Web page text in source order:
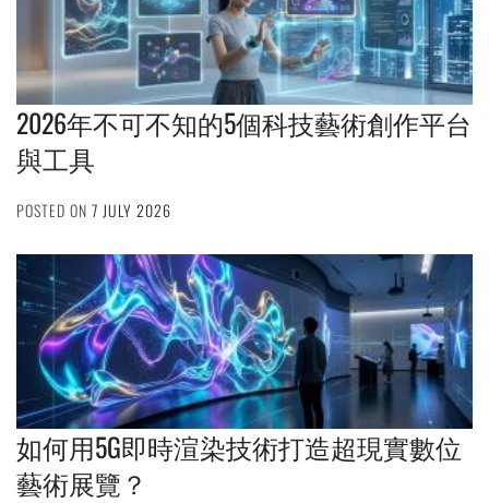
2026年不可不知的5個科技藝術創作平台
與工具
POSTED ON 7 JULY 2026
如何用5G即時渲染技術打造超現實數位
藝術展覽？